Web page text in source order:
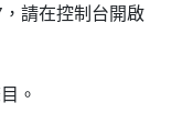
請在控制台開啟
。